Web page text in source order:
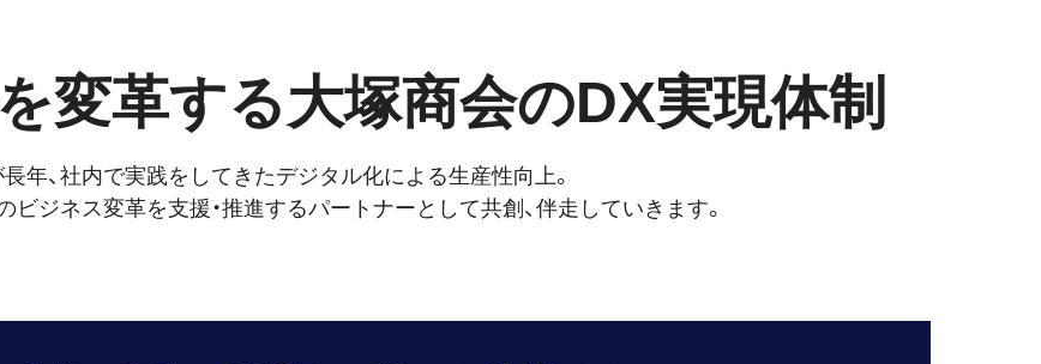
変革する大塚商会のDX実現体制
年、社内で実践をしてきたデジタル化による生産性向上。
ビジネス変革を支援・推進するパートナーとして共創、伴走していきます。